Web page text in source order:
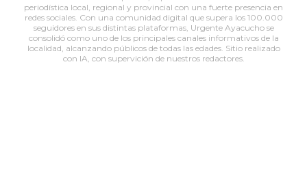
periodística local, regional y provincial con una fuerte presencia en
redes sociales. Con una comunidad digital que supera los 100.000
seguidores en sus distintas plataformas, Urgente Ayacucho se
consolidó como uno de los principales canales informativos de la
localidad, alcanzando públicos de todas las edades. Sitio realizado
con IA, con supervición de nuestros redactores.